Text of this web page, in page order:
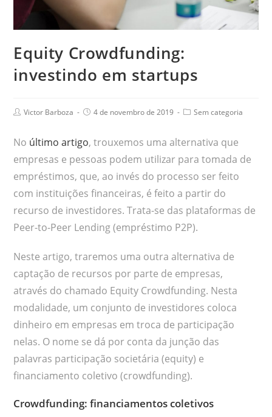
Equity Crowdfunding:
investindo em startups
Victor Barboza 4 de novembro de 2019 Sem categoria
No último artigo, trouxemos uma alternativa que
empresas e pessoas podem utilizar para tomada de
empréstimos, que, ao invés do processo ser feito
com instituições financeiras, é feito a partir do
recurso de investidores. Trata-se das plataformas de
Peer-to-Peer Lending (empréstimo P2P).
Neste artigo, traremos uma outra alternativa de
captação de recursos por parte de empresas,
através do chamado Equity Crowdfunding. Nesta
modalidade, um conjunto de investidores coloca
dinheiro em empresas em troca de participação
nelas. O nome se dá por conta da junção das
palavras participação societária (equity) e
financiamento coletivo (crowdfunding).
Crowdfunding: financiamentos coletivos